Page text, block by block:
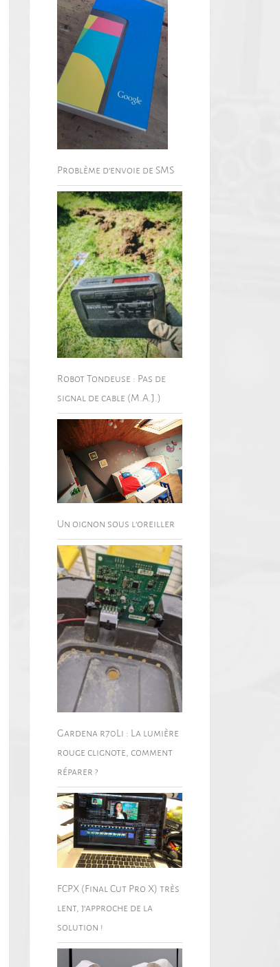
Problème d’envoie de SMS
Robot Tondeuse : Pas de
signal de cable (M.A.J.)
Un oignon sous l’oreiller
Gardena r70Li : La lumière
rouge clignote, comment
réparer ?
FCPX (Final Cut Pro X) très
lent, j’approche de la
solution !